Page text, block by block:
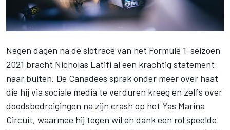
Negen dagen na de slotrace van het Formule 1-seizoen
2021 bracht Nicholas Latifi al een krachtig statement
naar buiten. De Canadees sprak onder meer over haat
die hij via sociale media te verduren kreeg en zelfs over
doodsbedreigingen na zijn crash op het Yas Marina
Circuit, waarmee hij tegen wil en dank een rol speelde